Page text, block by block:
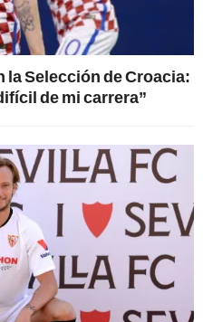
la Selección de Croacia:
de mi carrera”